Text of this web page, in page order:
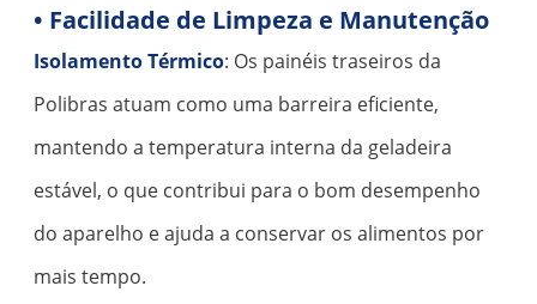
• Facilidade de Limpeza e Manutenção
Isolamento Térmico: Os painéis traseiros da
Polibras atuam como uma barreira eficiente,
mantendo a temperatura interna da geladeira
estável, o que contribui para o bom desempenho
do aparelho e ajuda a conservar os alimentos por
mais tempo.